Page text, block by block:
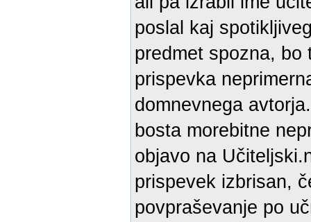
poslal kaj
predmet spozna, bo
prispevka
domnevnega
bosta morebitne
objavo na
prispevek izbrisan,
povpraševanje po